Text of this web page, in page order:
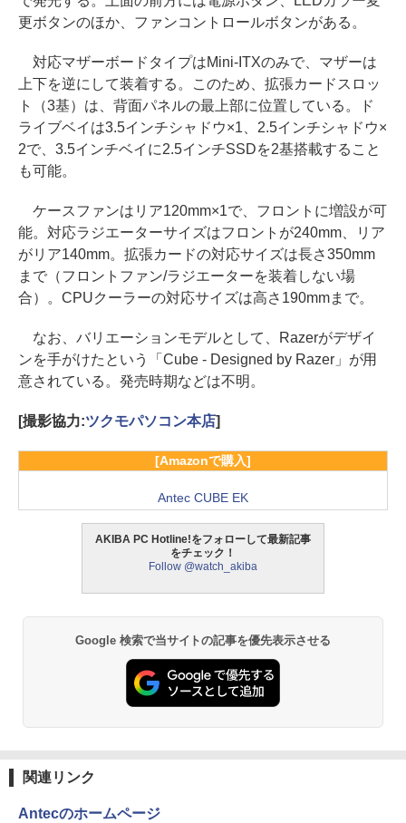
更ボタンのほか、ファンコントロールボタンがある。
対応マザーボードタイプはMini-ITXのみで、マザーは
上下を逆にして装着する。このため、拡張カードスロッ
ト（3基）は、背面パネルの最上部に位置している。ド
ライブベイは3.5インチシャドウ×1、2.5インチシャドウ×
2で、3.5インチベイに2.5インチSSDを2基搭載すること
も可能。
ケースファンはリア120mm×1で、フロントに増設が可
能。対応ラジエーターサイズはフロントが240mm、リア
がリア140mm。拡張カードの対応サイズは長さ350mm
まで（フロントファン/ラジエーターを装着しない場
合）。CPUクーラーの対応サイズは高さ190mmまで。
なお、バリエーションモデルとして、Razerがデザイ
ンを手がけたという「Cube - Designed by Razer」が用
意されている。発売時期などは不明。
[撮影協力:ツクモパソコン本店]
[Amazonで購入]
Antec CUBE EK
AKIBA PC Hotline!をフォローして最新記事
をチェック！
Follow @watch_akiba
Google 検索で当サイトの記事を優先表示させる
関連リンク
Antecのホームページ